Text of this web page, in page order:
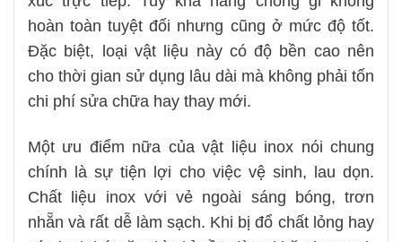
hoàn toàn tuyệt đối nhưng cũng ở mức độ tốt.
Đặc biệt, loại vật liệu này có độ bền cao nên
cho thời gian sử dụng lâu dài mà không phải tốn
chi phí sửa chữa hay thay mới.
Một ưu điểm nữa của vật liệu inox nói chung
chính là sự tiện lợi cho việc vệ sinh, lau dọn.
Chất liệu inox với vẻ ngoài sáng bóng, trơn
nhẵn và rất dễ làm sạch. Khi bị đổ chất lỏng hay